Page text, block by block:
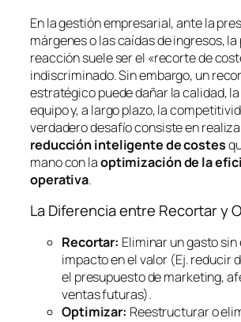
En la gestión empresarial, ante la
márgenes o las caídas de ingresos,
reacción suele ser el «recorte de
indiscriminado. Sin embargo, un
estratégico puede dañar la calidad,
equipo y, a largo plazo, la
verdadero desafío consiste en
reducción inteligente de costes
mano con laoptimización de la
operativa.
La Diferencia entre Recortar y
Recortar: Eliminar un gasto sin
impacto en el valor (Ej. reducir
el presupuesto de marketing,
ventas futuras).
Optimizar: Reestructurar o